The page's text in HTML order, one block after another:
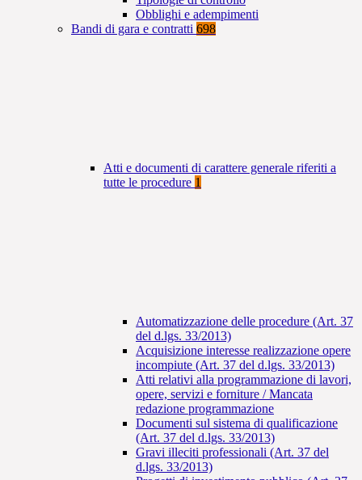
Obblighi e adempimenti
Bandi di gara e contratti 698
Atti e documenti di carattere generale riferiti a
tutte le procedure 1
Automatizzazione delle procedure (Art. 37
del d.lgs. 33/2013)
Acquisizione interesse realizzazione opere
incompiute (Art. 37 del d.lgs. 33/2013)
Atti relativi alla programmazione di lavori,
opere, servizi e forniture / Mancata
redazione programmazione
Documenti sul sistema di qualificazione
(Art. 37 del d.lgs. 33/2013)
Gravi illeciti professionali (Art. 37 del
d.lgs. 33/2013)